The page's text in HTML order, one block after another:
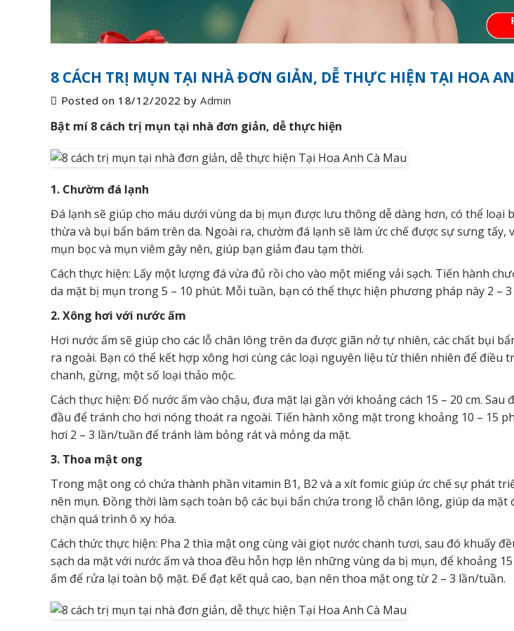
8 CÁCH TRỊ MỤN TẠI NHÀ ĐƠN GIẢN, DỄ THỰC HIỆN TẠI HOA
Posted on 18/12/2022 byAdmin
Bật mí 8 cách trị mụn tại nhà đơn giản, dễ thực hiện
1. Chườm đá lạnh
Đá lạnh sẽ giúp cho máu dưới vùng da bị mụn được lưu thông dễ dàng hơn, có thể loại
thừa và bụi bẩn bám trên da. Ngoài ra, chườm đá lạnh sẽ làm ức chế được sự sưng tấy,
mụn bọc và mụn viêm gây nên, giúp bạn giảm đau tạm thời.
Cách thực hiện: Lấy một lượng đá vừa đủ rồi cho vào một miếng vải sạch. Tiến hành
da mặt bị mụn trong 5 – 10 phút. Mỗi tuần, bạn có thể thực hiện phương pháp này 2 – 3
2. Xông hơi với nước ấm
Hơi nước ấm sẽ giúp cho các lỗ chân lông trên da được giãn nở tự nhiên, các chất bụi
ra ngoài. Bạn có thể kết hợp xông hơi cùng các loại nguyên liệu từ thiên nhiên để điều
chanh, gừng, một số loại thảo mộc.
Cách thực hiện: Đổ nước ấm vào chậu, đưa mặt lại gần với khoảng cách 15 – 20 cm.
đầu để tránh cho hơi nóng thoát ra ngoài. Tiến hành xông mặt trong khoảng 10 – 15
hơi 2 – 3 lần/tuần để tránh làm bỏng rát và mỏng da mặt.
3. Thoa mật ong
Trong mật ong có chứa thành phần vitamin B1, B2 và a xít fomic giúp ức chế sự phát
nên mụn. Đồng thời làm sạch toàn bộ các bụi bẩn chứa trong lỗ chân lông, giúp da
chặn quá trình ô xy hóa.
Cách thức thực hiện: Pha 2 thìa mật ong cùng vài giọt nước chanh tươi, sau đó khuấy
sạch da mặt với nước ấm và thoa đều hỗn hợp lên những vùng da bị mụn, để khoảng
ấm để rửa lại toàn bộ mặt. Để đạt kết quả cao, bạn nên thoa mật ong từ 2 – 3 lần/tuần.